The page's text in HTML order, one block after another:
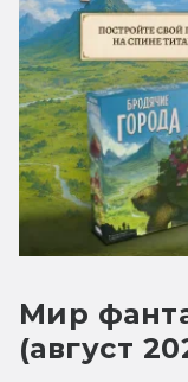
Мир
(август